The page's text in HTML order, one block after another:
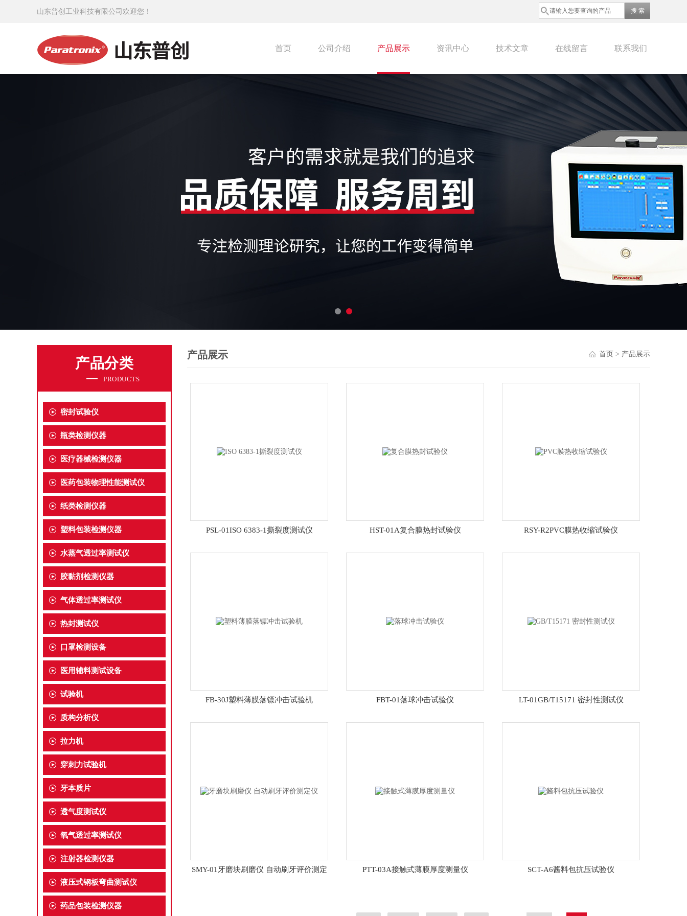
山东普创工业科技有限公司欢迎您！
首页 公司介绍 产品展示 资讯中心 技术文章 在线留言 联系我们
产品分类
PRODUCTS
密封试验仪
瓶类检测仪器
医疗器械检测仪器
医药包装物理性能测试仪
纸类检测仪器
塑料包装检测仪器
水蒸气透过率测试仪
胶黏剂检测仪器
气体透过率测试仪
热封测试仪
口罩检测设备
医用辅料测试设备
试验机
质构分析仪
拉力机
穿刺力试验机
牙本质片
透气度测试仪
氧气透过率测试仪
注射器检测仪器
液压式钢板弯曲测试仪
药品包装检测仪器
产品展示 首页 > 产品展示
PSL-01ISO 6383-1撕裂度测试仪 HST-01A复合膜热封试验仪 RSY-R2PVC膜热收缩试验仪
FB-30J塑料薄膜落镖冲击试验机 FBT-01落球冲击试验仪 LT-01GB/T15171 密封性测试仪
SMY-01牙磨块刷磨仪 自动刷牙评价测定
PTT-03A接触式薄膜厚度测量仪 SCT-A6酱料包抗压试验仪